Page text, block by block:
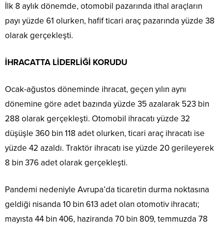
İlk 8 aylık dönemde, otomobil pazarında ithal araçların
payı yüzde 61 olurken, hafif ticari araç pazarında yüzde 38
olarak gerçekleşti.
İHRACATTA LİDERLİĞİ KORUDU
Ocak-ağustos döneminde ihracat, geçen yılın aynı
dönemine göre adet bazında yüzde 35 azalarak 523 bin
288 olarak gerçekleşti. Otomobil ihracatı yüzde 32
düşüşle 360 bin 118 adet olurken, ticari araç ihracatı ise
yüzde 42 azaldı. Traktör ihracatı ise yüzde 20 gerileyerek
8 bin 376 adet olarak gerçekleşti.
Pandemi nedeniyle Avrupa’da ticaretin durma noktasına
geldiği nisanda 10 bin 613 adet olan otomotiv ihracatı;
mayısta 44 bin 406, haziranda 70 bin 809, temmuzda 78